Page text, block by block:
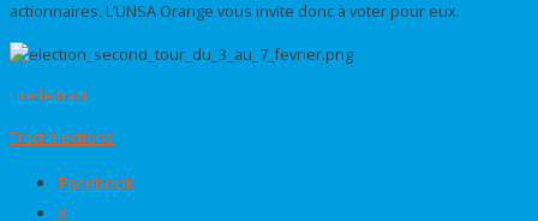
actionnaires. L’UNSA Orange vous invite donc à voter pour eux.
Lire le tract
Tract élections
Facebook
X